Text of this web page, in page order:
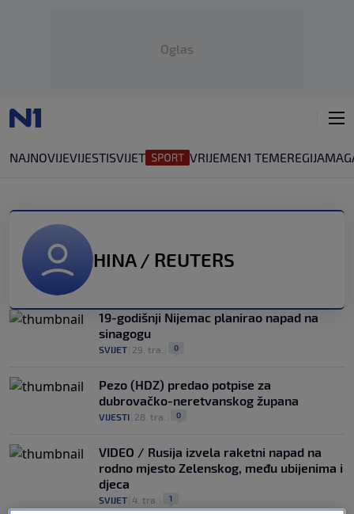
Oglas
NAJNOVIJEVIJESTISVIJET VRIJEMEN1 TEMEREGIJA
HINA / REUTERS
19-godišnji Nijemac planirao napad na
sinagogu
SVIJET 29. tra. 0
Pezo (HDZ) predao potpise za
dubrovačko-neretvanskog župana
VIJESTI 28. tra. 0
VIDEO / Rusija izvela raketni napad na
rodno mjesto Zelenskog, među ubijenima i
djeca
SVIJET 4. tra. 1